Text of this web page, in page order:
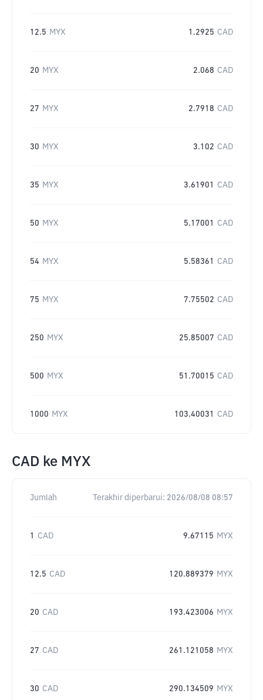
12.5 MYX 1.2925 CAD
20 MYX 2.068 CAD
27 MYX 2.7918 CAD
30 MYX 3.102 CAD
35 MYX 3.61901 CAD
50 MYX 5.17001 CAD
54 MYX 5.58361 CAD
75 MYX 7.75502 CAD
250 MYX 25.85007 CAD
500 MYX 51.70015 CAD
1000 MYX 103.40031 CAD
CAD ke MYX
Jumlah Terakhir diperbarui: 2026/08/08 08:57
1 CAD 9.67115 MYX
12.5 CAD 120.889379 MYX
20 CAD 193.423006 MYX
27 CAD 261.121058 MYX
30 CAD 290.134509 MYX